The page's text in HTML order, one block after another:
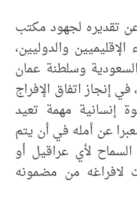
تقديره لجهود مكتب
والدوليين،
وسلطنة عمان
إنجاز اتفاق الإفراج
إنسانية مهمة تعيد
عن أمله في أن يتم
السماح لأي عراقيل أو
لافراغه من مضمونه